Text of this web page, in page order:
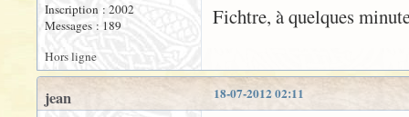
Inscription : 2002
Messages : 189
Fichtre, à quelques
Hors ligne
18-07-2012 02:11
jean